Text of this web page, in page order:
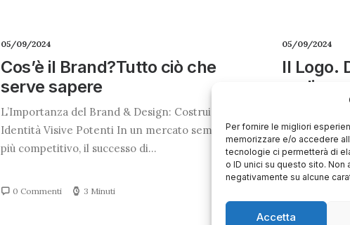
Per fornire le migliori
memorizzare e/o accedere
tecnologie ci permetterà di
o ID unici su questo sito.
negativamente su alcune
Accetta
05/09/2024
Cos’è il Brand?Tutto ciò che
serve sapere
L’Importanza del Brand & Design: Costruire
Identità Visive Potenti In un mercato sempre
più competitivo, il successo di…
0 Commenti 3 Minuti
05/09/2024
Il Logo.
una
visiva di un